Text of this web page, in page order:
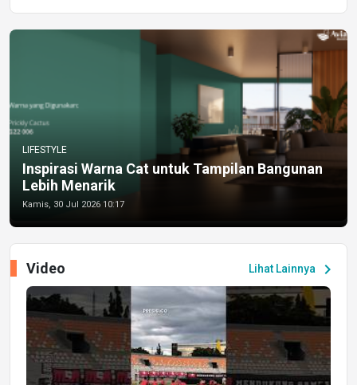
LIFESTYLE
Inspirasi Warna Cat untuk Tampilan Bangunan
Lebih Menarik
Kamis, 30 Jul 2026 10:17
Lihat Lainnya chevron_right
Video